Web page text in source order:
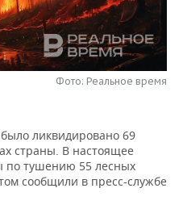
Фото: Реальное время
ликвидировано 69
страны. В настоящее
по тушению 55 лесных
сообщили в пресс-службе